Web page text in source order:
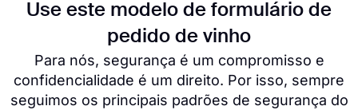
Use este modelo de formulário de
pedido de vinho
Para nós, segurança é um compromisso e
confidencialidade é um direito. Por isso, sempre
seguimos os principais padrões de segurança do